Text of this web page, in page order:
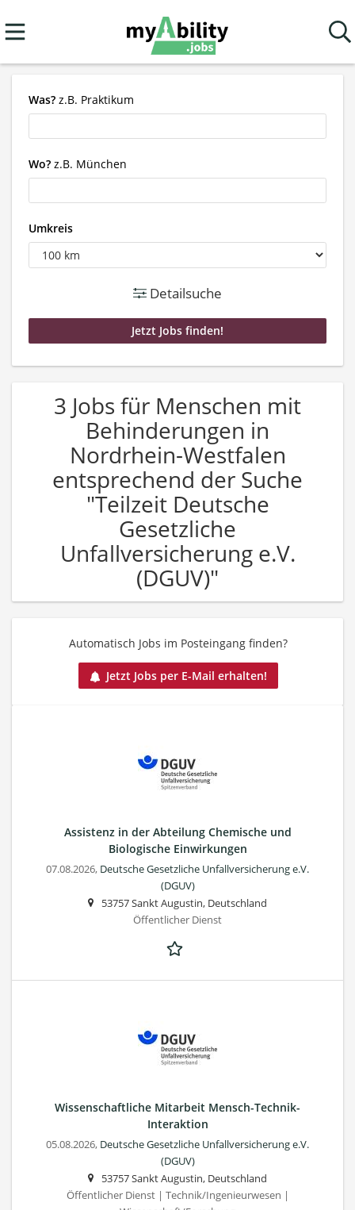
Was? z.B. Praktikum
Wo? z.B. München
Umkreis
Detailsuche
3 Jobs für Menschen mit
Behinderungen in
Nordrhein-Westfalen
entsprechend der Suche
"Teilzeit Deutsche
Gesetzliche
Unfallversicherung e.V.
(DGUV)"
Automatisch Jobs im Posteingang finden?
Jetzt Jobs per E-Mail erhalten!
Assistenz in der Abteilung Chemische und
Biologische Einwirkungen
07.08.2026, Deutsche Gesetzliche Unfallversicherung e.V.
(DGUV)
53757 Sankt Augustin, Deutschland
Öffentlicher Dienst
Wissenschaftliche Mitarbeit Mensch-Technik-
Interaktion
05.08.2026, Deutsche Gesetzliche Unfallversicherung e.V.
(DGUV)
53757 Sankt Augustin, Deutschland
Öffentlicher Dienst | Technik/Ingenieurwesen |